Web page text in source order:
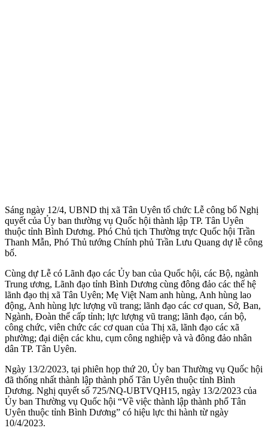
Sáng ngày 12/4, UBND thị xã Tân Uyên tổ chức Lễ công bố Nghị
quyết của Ủy ban thường vụ Quốc hội thành lập TP. Tân Uyên
thuộc tỉnh Bình Dương. Phó Chủ tịch Thường trực Quốc hội Trần
Thanh Mẫn, Phó Thủ tướng Chính phủ Trần Lưu Quang dự lễ công
bố.
Cùng dự Lễ có Lãnh đạo các Ủy ban của Quốc hội, các Bộ, ngành
Trung ương, Lãnh đạo tỉnh Bình Dương cùng đông đảo các thế hệ
lãnh đạo thị xã Tân Uyên; Mẹ Việt Nam anh hùng, Anh hùng lao
động, Anh hùng lực lượng vũ trang; lãnh đạo các cơ quan, Sở, Ban,
Ngành, Đoàn thể cấp tỉnh; lực lượng vũ trang; lãnh đạo, cán bộ,
công chức, viên chức các cơ quan của Thị xã, lãnh đạo các xã
phường; đại diện các khu, cụm công nghiệp và và đông đảo nhân
dân TP. Tân Uyên.
Ngày 13/2/2023, tại phiên họp thứ 20, Ủy ban Thường vụ Quốc hội
đã thống nhất thành lập thành phố Tân Uyên thuộc tỉnh Bình
Dương. Nghị quyết số 725/NQ-UBTVQH15, ngày 13/2/2023 của
Ủy ban Thường vụ Quốc hội “Về việc thành lập thành phố Tân
Uyên thuộc tỉnh Bình Dương” có hiệu lực thi hành từ ngày
10/4/2023.